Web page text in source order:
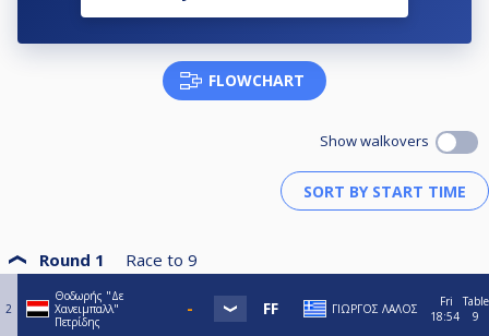
FLOWCHART
Show walkovers
Round 1 Race to 9
2
Θοδωρής "Δε
Χανειμπαλλ"
Πετρίδης
ΓΙΩΡΓΟΣ ΛΑΛΟΣ
Fri
18:54
Table
9